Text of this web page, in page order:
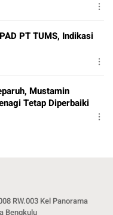
PT TUMS, Indikasi
Mustamin
Tetap Diperbaiki
RW.003 Kel Panorama
Bengkulu